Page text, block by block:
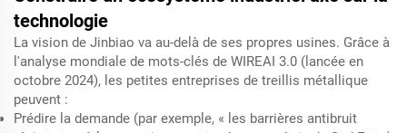
technologie
La vision de Jinbiao va au-delà de ses propres usines. Grâce à
l'analyse mondiale de mots-clés de WIREAI 3.0 (lancée en
octobre 2024), les petites entreprises de treillis métallique
peuvent :
Prédire la demande (par exemple, « les barrières antibruit